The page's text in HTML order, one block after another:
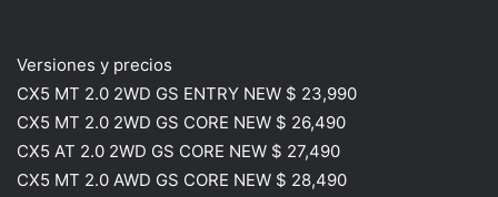
Versiones y precios
CX5 MT 2.0 2WD GS ENTRY NEW $ 23,990
CX5 MT 2.0 2WD GS CORE NEW $ 26,490
CX5 AT 2.0 2WD GS CORE NEW $ 27,490
CX5 MT 2.0 AWD GS CORE NEW $ 28,490